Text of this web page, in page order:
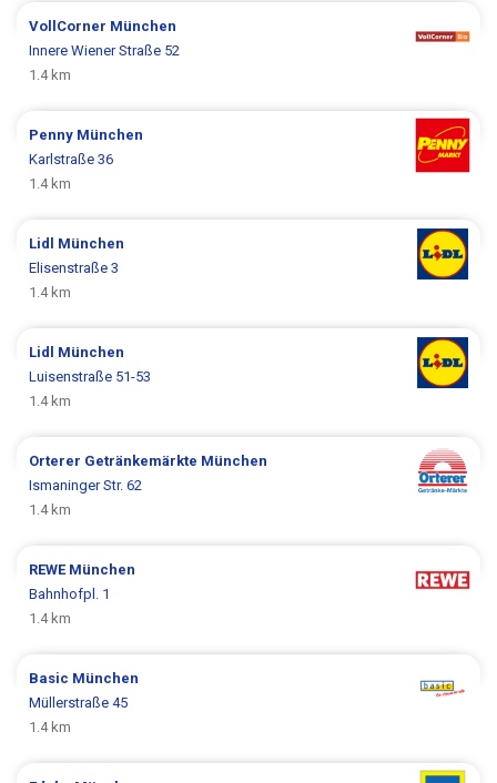
VollCorner München
Innere Wiener Straße 52
1.4 km
Penny München
Karlstraße 36
1.4 km
Lidl München
Elisenstraße 3
1.4 km
Lidl München
Luisenstraße 51-53
1.4 km
Orterer Getränkemärkte München
Ismaninger Str. 62
1.4 km
REWE München
Bahnhofpl. 1
1.4 km
Basic München
Müllerstraße 45
1.4 km